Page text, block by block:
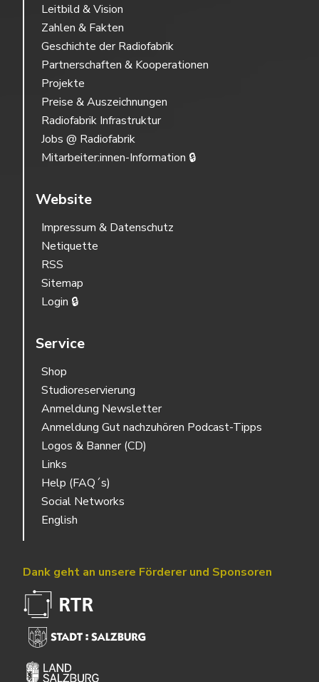
Leitbild & Vision
Zahlen & Fakten
Geschichte der Radiofabrik
Partnerschaften & Kooperationen
Projekte
Preise & Auszeichnungen
Radiofabrik Infrastruktur
Jobs @ Radiofabrik
Mitarbeiter:innen-Information 🔒
Website
Impressum & Datenschutz
Netiquette
RSS
Sitemap
Login 🔒
Service
Shop
Studioreservierung
Anmeldung Newsletter
Anmeldung Gut nachzuhören Podcast-Tipps
Logos & Banner (CD)
Links
Help (FAQ´s)
Social Networks
English
Dank geht an unsere Förderer und Sponsoren